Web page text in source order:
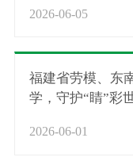
2026-06-05
福建省劳模、东
学，守护“睛”彩
2026-06-01